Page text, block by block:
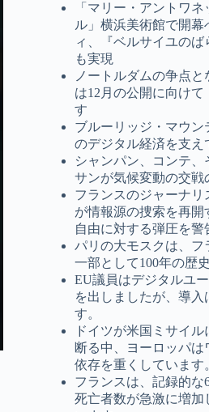
「マリー・アントワ
ル」横浜美術館で開
ィ、『ベルサイユのば
も実現
ノートルダムの争点
は12月の公開に向け
す
ブルーリッジ・マウン
のデジタル経済を支え
シャンパン、コンテ、
サンが気候変動の交戦
フランスのジャーナリ
が情報源の捜索を再開
自由に対する弾圧を警
パリの大モスクは、フ
一部として100年の歴
EU議員はデジタルユ
を出しましたが、導
す。
ドイツが米国ミサイ
断る中、ヨーロッパ
依存を重くしています
フランスは、記録的な
死亡者数が急激に増加